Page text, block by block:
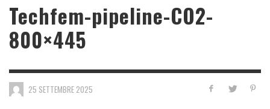
Techfem-pipeline-CO2-
800×445
25 SETTEMBRE 2025